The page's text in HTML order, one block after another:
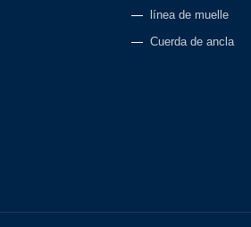
línea de muelle
Cuerda de ancla